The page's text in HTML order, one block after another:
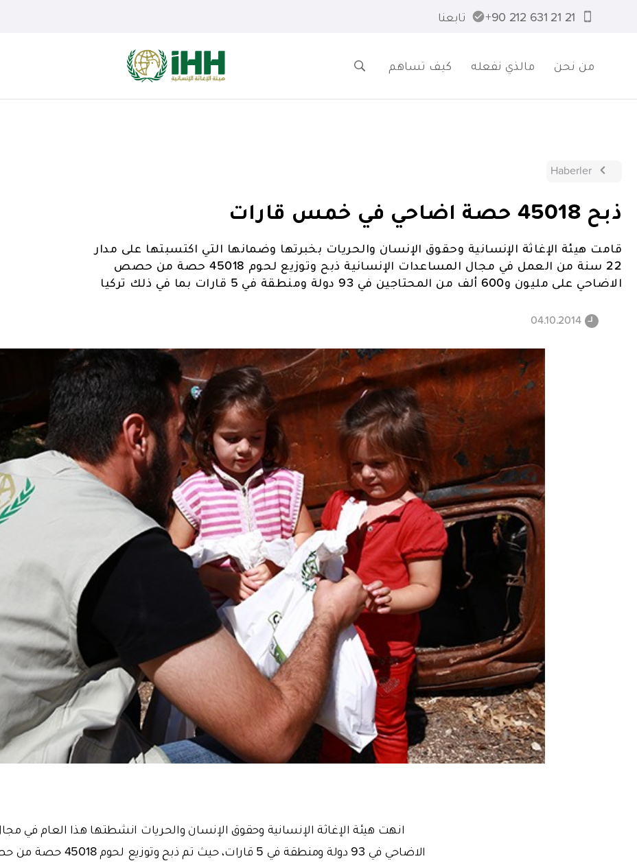
21 21 631 212 90+ تابعنا
من نحن مالذي نفعله كيف تساهم
Haberler
ذبح 45018 حصة اضاحي في خمس قارات
قامت هيئة الإغاثة الإنسانية وحقوق الإنسان والحريات بخبرتها وضمانها التي اكتسبتها على مدار
22 سنة من العمل في مجال المساعدات الإنسانية ذبح وتوزيع لحوم 45018 حصة من حصص
الاضاحي على مليون و600 ألف من المحتاجين في 93 دولة ومنطقة في 5 قارات بما في ذلك تركيا
04.10.2014
انهت هيئة الإغاثة الإنسانية وحقوق الإنسان والحريات انشطتها هذا العام في
الاضاحي في 93 دولة ومنطقة في 5